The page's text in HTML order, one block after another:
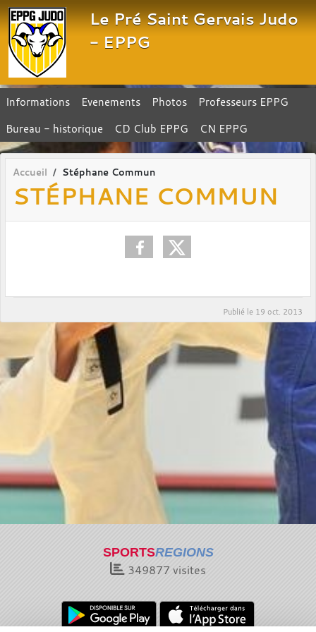
Le Pré Saint Gervais Judo
- EPPG
Informations Evenements Photos
Professeurs EPPG
Bureau - historique
CD Club EPPG CN EPPG
Accueil Stéphane Commun
STÉPHANE COMMUN
Publié le 19 oct. 2013
SPORTSREGIONS
349877visites
Panneau de gestion des cookies